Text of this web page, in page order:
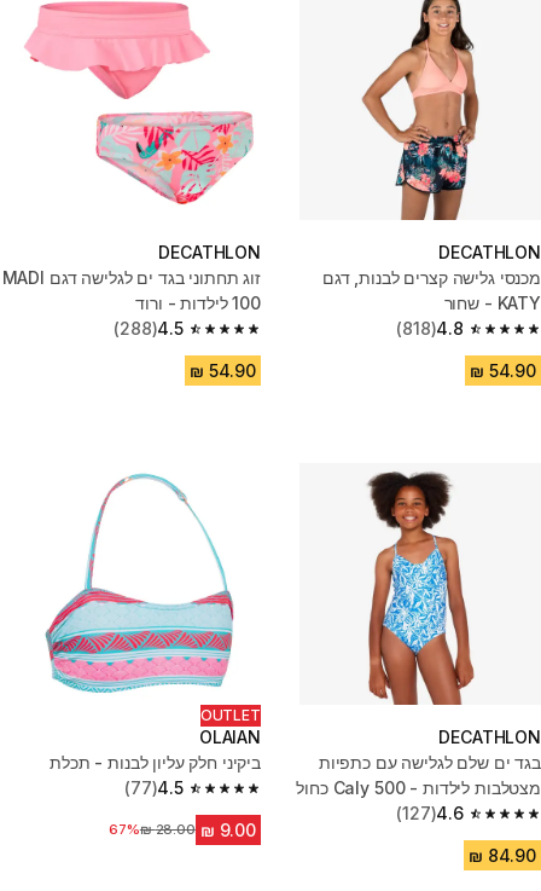
DECATHLON
מכנסי גלישה קצרים לבנות, דגם
KATY - שחור
4.8
4.8 out of 5 stars from 818 reviews
(818)
DECATHLON
זוג תחתוני בגד ים לגלישה דגם MADI
100 לילדות - ורוד
4.5
4.5 out of 5 stars from 288 reviews
(288)
DECATHLON
בגד ים שלם לגלישה עם כתפיות
מצטלבות לילדות - 500 Caly כחול
ולבן
4.6
4.6 out of 5 stars from 127 reviews
(127)
OUTLET
OLAIAN
ביקיני חלק עליון לבנות - תכלת
4.5
4.5 out of 5 stars from 77 reviews
(77)
מחיר לפני הנחה‏28.00 ₪
67%